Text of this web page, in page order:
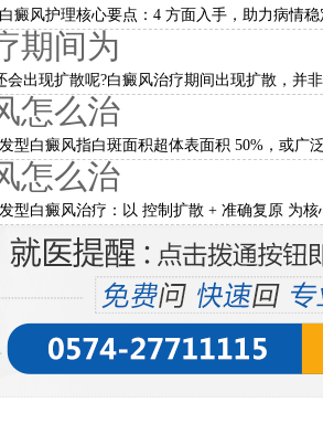
癜风护理核心要点：4 方面入手，助力病情稳
期间为
出现扩散呢?白癜风治疗期间出现扩散，并
怎么治
型白癜风指白斑面积超体表面积 50%，或广
怎么治
型白癜风治疗：以 控制扩散 + 准确复原 为核